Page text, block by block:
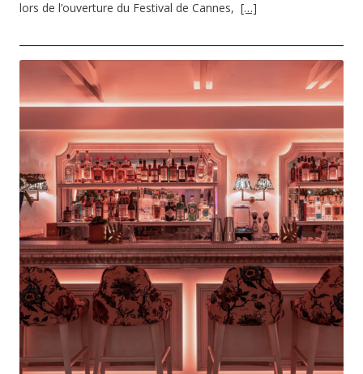
lors de l’ouverture du Festival de Cannes, […]